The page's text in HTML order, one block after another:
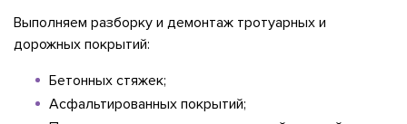
Выполняем разборку и демонтаж тротуарных и
дорожных покрытий:
Бетонных стяжек;
Асфальтированных покрытий;